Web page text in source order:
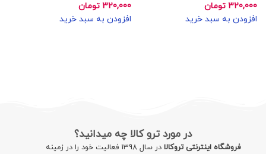
320,000 تومان
افزودن به سبد خرید
320,000 تومان
افزودن به سبد خرید
در مورد ترو کالا چه میدانید؟
فروشگاه اینترنتی تروکالا
در سال 1398 فعالیت خود را در زمینه